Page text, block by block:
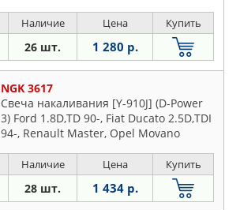
Наличие Цена Купить
26 шт. 1 280 р.
NGK 3617
Свеча накаливания [Y-910J] (D-Power
3) Ford 1.8D,TD 90-, Fiat Ducato 2.5D,TDI
94-, Renault Master, Opel Movano
Наличие Цена Купить
28 шт. 1 434 р.